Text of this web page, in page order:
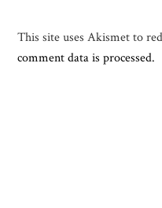
This site uses Akismet to
comment data is processed.